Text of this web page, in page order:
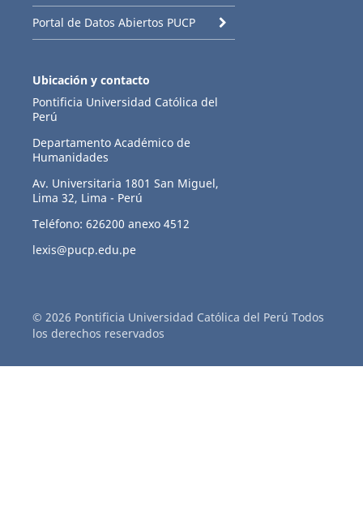
Portal de Datos Abiertos PUCP
Ubicación y contacto
Pontificia Universidad Católica del
Perú
Departamento Académico de
Humanidades
Av. Universitaria 1801 San Miguel,
Lima 32, Lima - Perú
Teléfono: 626200 anexo 4512
lexis@pucp.edu.pe
© 2026 Pontificia Universidad Católica del Perú Todos
los derechos reservados